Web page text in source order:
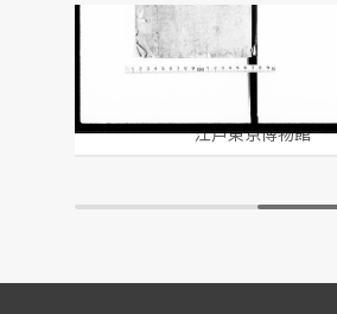
扱操便覧
江戸東京博物館